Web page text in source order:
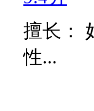
擅长：
性...